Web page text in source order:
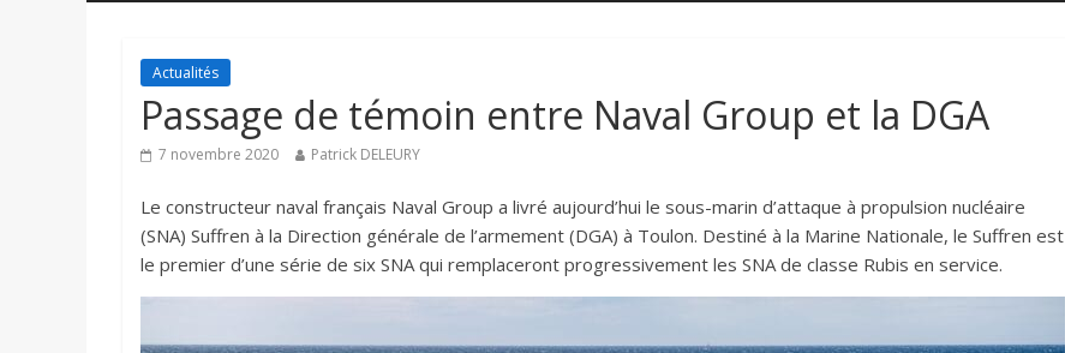
Actualités
Passage de témoin entre Naval Group et la DGA
7 novembre 2020 Patrick DELEURY
Le constructeur naval français Naval Group a livré aujourd’hui le sous-marin d’attaque à propulsion nucléaire
(SNA) Suffren à la Direction générale de l’armement (DGA) à Toulon. Destiné à la Marine Nationale, le Suffren est
le premier d’une série de six SNA qui remplaceront progressivement les SNA de classe Rubis en service.